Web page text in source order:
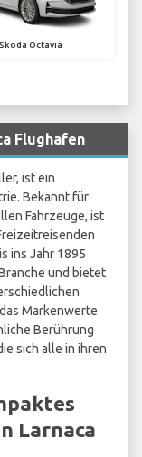
Skoda Octavia
Flughafen
ist ein
Bekannt für
Fahrzeuge, ist
ins Jahr 1895
und bietet
Markenwerte
Berührung
sich alle in ihren
Larnaca